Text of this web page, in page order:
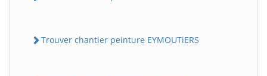
Trouver chantier peinture EYMOUTiERS